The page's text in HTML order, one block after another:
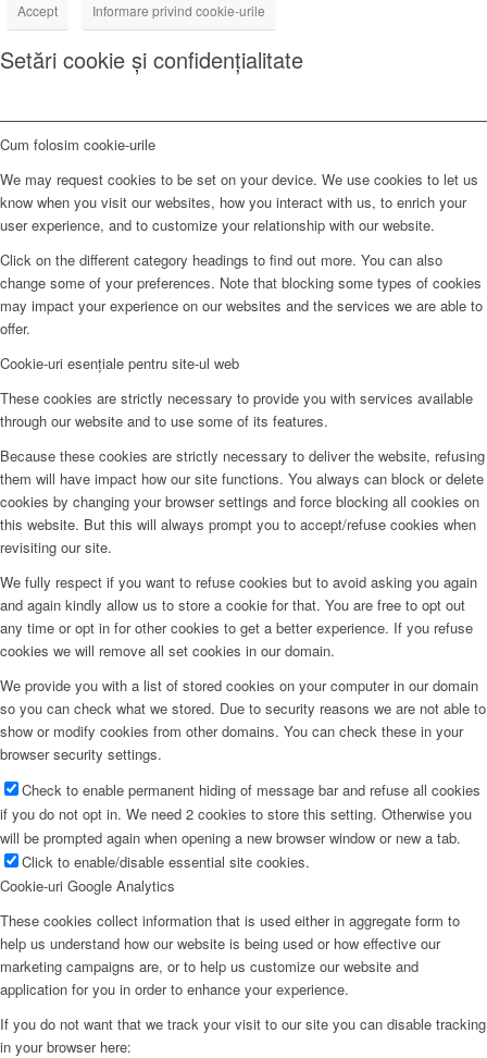
Accept Informare privind cookie-urile
Setări cookie și confidențialitate
Cum folosim cookie-urile
We may request cookies to be set on your device. We use cookies to let us
know when you visit our websites, how you interact with us, to enrich your
user experience, and to customize your relationship with our website.
Click on the different category headings to find out more. You can also
change some of your preferences. Note that blocking some types of cookies
may impact your experience on our websites and the services we are able to
offer.
Cookie-uri esențiale pentru site-ul web
These cookies are strictly necessary to provide you with services available
through our website and to use some of its features.
Because these cookies are strictly necessary to deliver the website, refusing
them will have impact how our site functions. You always can block or delete
cookies by changing your browser settings and force blocking all cookies on
this website. But this will always prompt you to accept/refuse cookies when
revisiting our site.
We fully respect if you want to refuse cookies but to avoid asking you again
and again kindly allow us to store a cookie for that. You are free to opt out
any time or opt in for other cookies to get a better experience. If you refuse
cookies we will remove all set cookies in our domain.
We provide you with a list of stored cookies on your computer in our domain
so you can check what we stored. Due to security reasons we are not able to
show or modify cookies from other domains. You can check these in your
browser security settings.
Check to enable permanent hiding of message bar and refuse all cookies
if you do not opt in. We need 2 cookies to store this setting. Otherwise you
will be prompted again when opening a new browser window or new a tab.
Click to enable/disable essential site cookies.
Cookie-uri Google Analytics
These cookies collect information that is used either in aggregate form to
help us understand how our website is being used or how effective our
marketing campaigns are, or to help us customize our website and
application for you in order to enhance your experience.
If you do not want that we track your visit to our site you can disable tracking
in your browser here: